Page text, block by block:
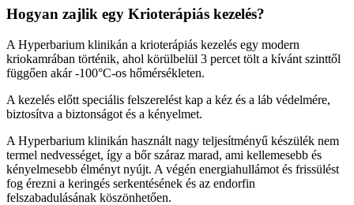
Hogyan zajlik egy Krioterápiás kezelés?
A Hyperbarium klinikán a krioterápiás kezelés egy modern
kriokamrában történik, ahol körülbelül 3 percet tölt a kívánt szinttől
függően akár -100°C-os hőmérsékleten.
A kezelés előtt speciális felszerelést kap a kéz és a láb védelmére,
biztosítva a biztonságot és a kényelmet.
A Hyperbarium klinikán használt nagy teljesítményű készülék nem
termel nedvességet, így a bőr száraz marad, ami kellemesebb és
kényelmesebb élményt nyújt. A végén energiahullámot és frissülést
fog érezni a keringés serkentésének és az endorfin
felszabadulásának köszönhetően.